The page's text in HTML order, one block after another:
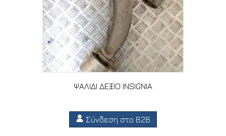
ΨΑΛΙΔΙ ΔΕΞΙΟ INSIGNIA
Σύνδεση στο B2B